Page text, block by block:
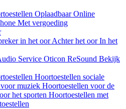
OplaadbaarOnline
Met vergoeding
in het oorAchter het oorIn het
Service Oticon ReSound Bekijk
Hoortoestellen sociale
muziek Hoortoestellen voor de
het sporten Hoortoestellen met